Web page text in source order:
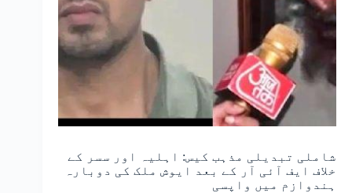
شاملی تبدیلی مذہب کیس: اہلیہ اور سسر کے
خلاف ایف آئی آر کے بعد ایوش ملک کی دوبارہ
ہندوازم میں واپسی